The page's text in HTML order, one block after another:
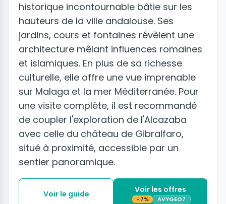
historique incontournable bâtie sur les
hauteurs de la ville andalouse. Ses
jardins, cours et fontaines révèlent une
architecture mêlant influences romaines
et islamiques. En plus de sa richesse
culturelle, elle offre une vue imprenable
sur Malaga et la mer Méditerranée. Pour
une visite complète, il est recommandé
de coupler l'exploration de l'Alcazaba
avec celle du château de Gibralfaro,
situé à proximité, accessible par un
sentier panoramique.
Voir le guide Voir les offres
-7% AVYGEO7